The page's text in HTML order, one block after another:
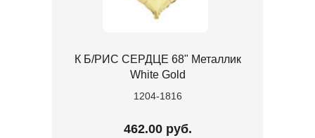
К Б/РИС СЕРДЦЕ 68" Металлик
White Gold
1204-1816
462.00 руб.